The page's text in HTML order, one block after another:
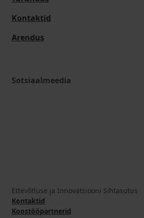
Kontaktid
Arendus
Sotsiaalmeedia
Ettevõtluse ja Innovatsiooni Sihtasutus
Kontaktid
Koostööpartnerid